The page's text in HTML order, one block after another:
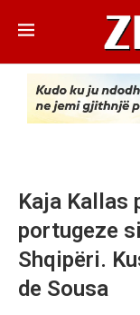
Kaja Kallas
portugeze
Shqipëri.
de Sousa